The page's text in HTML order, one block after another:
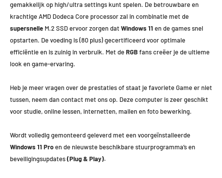
gemakkelijk op high/ultra settings kunt spelen. De betrouwbare en
krachtige AMD Dodeca Core processor zal in combinatie met de
supersnelle M.2 SSD ervoor zorgen datWindows 11 en de games snel
opstarten. De voeding is (80 plus) gecertificeerd voor optimale
efficiëntie en is zuinig in verbruik. Met deRGBfans creëer je de ultieme
look en game-ervaring.
Heb je meer vragen over de prestaties of staat je favoriete Game er niet
tussen, neem dan contact met ons op. Deze computer is zeer geschikt
voor studie, online lessen, internetten, mailen en foto bewerking.
Wordt volledig gemonteerd geleverd met een voorgeïnstalleerde
Windows 11 Proen de nieuwste beschikbare stuurprogramma’s en
beveiligingsupdates(Plug & Play).